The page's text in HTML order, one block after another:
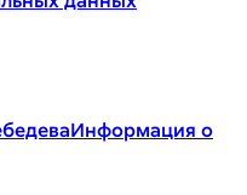
Информация о